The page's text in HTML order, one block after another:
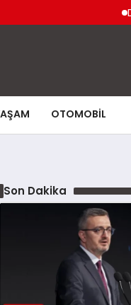
OTOMOBIL
Son Dakika